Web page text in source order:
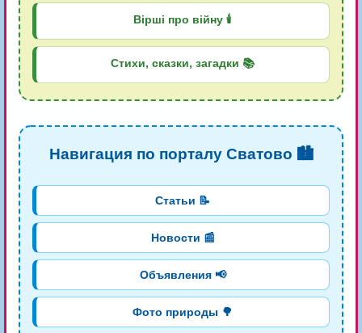
Вірші про війну 🕯️
Стихи, сказки, загадки 📚
Навигация по порталу Сватово 🏙️
Статьи 📝
Новости 📰
Объявления 📢
Фото природы 🌳